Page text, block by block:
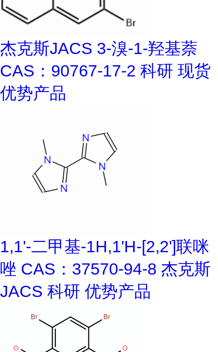
杰克斯JACS 3-溴-1-羟基萘
CAS：90767-17-2 科研 现货
优势产品
1,1'-二甲基-1H,1'H-[2,2']联咪
唑 CAS：37570-94-8 杰克斯
JACS 科研 优势产品